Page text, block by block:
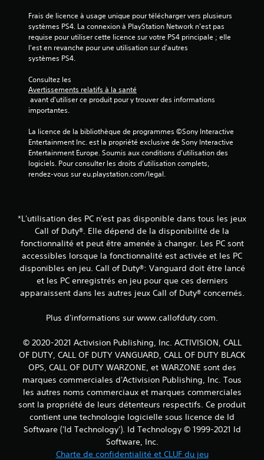
8
i
)
Frais de licence à usage unique pour télécharger vers plusieurs
systèmes PS4. La connexion à PlayStation Network n'est pas
requise pour utiliser cette licence sur votre PS4 principale ; elle
l'est en revanche pour une utilisation sur d'autres
systèmes PS4.
Consultez les
Avertissements relatifs à la santé
importantes.
La licence de la bibliothèque de programmes ©Sony Interactive
Entertainment Inc. est la propriété exclusive de Sony Interactive
Entertainment Europe. Soumis aux conditions d’utilisation des
logiciels. Pour consulter les droits d’utilisation complets,
rendez-vous sur eu.playstation.com/legal.
*L'utilisation des PC n'est pas disponible dans tous les jeux
Call of Duty®. Elle dépend de la disponibilité de la
fonctionnalité et peut être amenée à changer. Les PC sont
accessibles lorsque la fonctionnalité est activée et les PC
disponibles en jeu. Call of Duty®: Vanguard doit être lancé
et les PC enregistrés en jeu pour que ces derniers
apparaissent dans les autres jeux Call of Duty® concernés.
Plus d'informations sur www.callofduty.com.
© 2020-2021 Activision Publishing, Inc. ACTIVISION, CALL
OF DUTY, CALL OF DUTY VANGUARD, CALL OF DUTY BLACK
OPS, CALL OF DUTY WARZONE, et WARZONE sont des
marques commerciales d'Activision Publishing, Inc. Tous
les autres noms commerciaux et marques commerciales
sont la propriété de leurs détenteurs respectifs. Ce produit
contient une technologie logicielle sous licence de Id
Software ('Id Technology'). Id Technology © 1999-2021 Id
Software, Inc.
Charte de confidentialité et CLUF du jeu